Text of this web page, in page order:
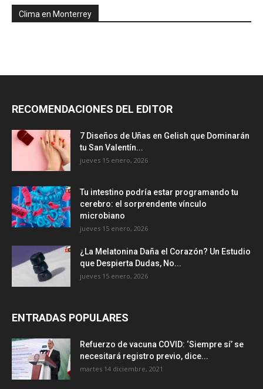
Clima en Monterrey
RECOMENDACIONES DEL EDITOR
7 Diseños de Uñas en Gelish que Dominarán
tu San Valentín...
jueves 15 enero, 2026
Tu intestino podría estar programando tu
cerebro: el sorprendente vínculo
microbiano
jueves 15 enero, 2026
¿La Melatonina Daña el Corazón? Un Estudio
que Despierta Dudas, No...
jueves 15 enero, 2026
ENTRADAS POPULARES
Refuerzo de vacuna COVID: ‘Siempre sí’ se
necesitará registro previo, dice...
martes 14 diciembre, 2021